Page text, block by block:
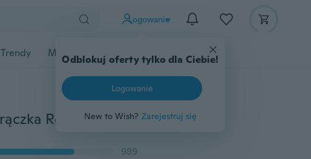
Logowanie
Odblokuj oferty tylko dla Ciebie!
Logowanie
New to Wish? Zarejestruj się
Trendy Moda Przybory dziecięce Więcej
Moda Srebro 925 Czarna perła i biały topaz Obrączka Rozmiar 6-10
989